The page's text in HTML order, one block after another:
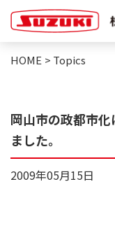
HOME > Topics
岡山市の政都市
ました。
2009年05月15日